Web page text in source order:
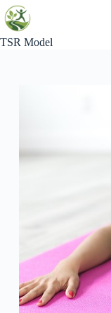
Skip
to
content
TSR Model